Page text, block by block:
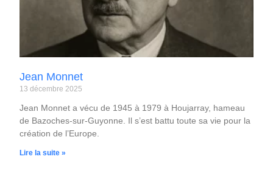
Jean Monnet
13 décembre 2025
Jean Monnet a vécu de 1945 à 1979 à Houjarray, hameau
de Bazoches-sur-Guyonne. Il s’est battu toute sa vie pour la
création de l’Europe.
Lire la suite »